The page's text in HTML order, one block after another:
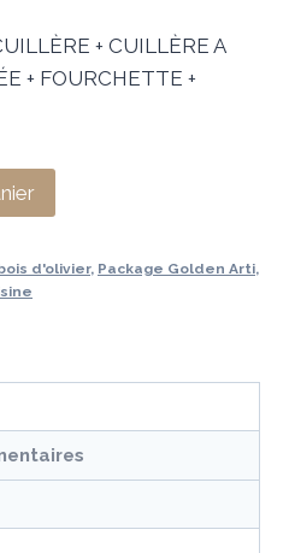
+ CUILLÈRE A
+ FOURCHETTE +
d'olivier, Package Golden Arti,